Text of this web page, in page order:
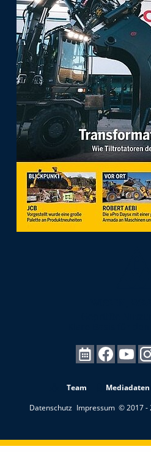
Team Mediadaten
Datenschutz Impressum © 2017 -